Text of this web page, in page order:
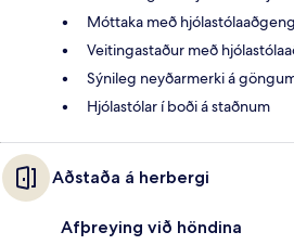
Móttaka með
Veitingastaður með
Sýnileg neyðarmerki á
Hjólastólar í boði á staðnum
Aðstaða á herbergi
Afþreying við höndina